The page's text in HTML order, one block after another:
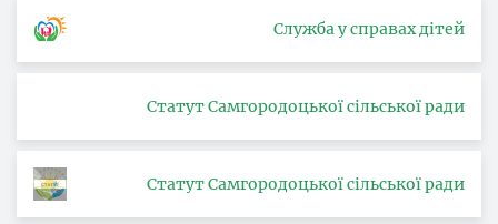
Служба у справах дітей
Статут Самгородоцької сільської ради
Статут Самгородоцької сільської ради